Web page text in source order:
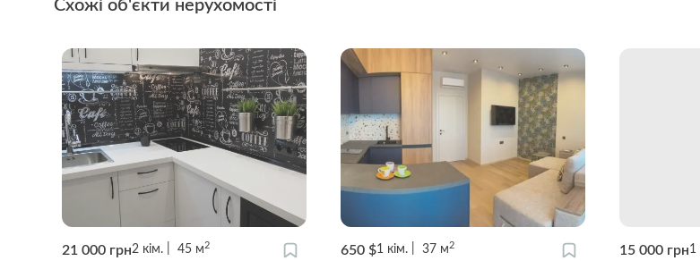
Схожі об'єкти нерухомості
21 000 грн2 кім. 45 м2 650 $1 кім. 37 м2 15 000 грн1